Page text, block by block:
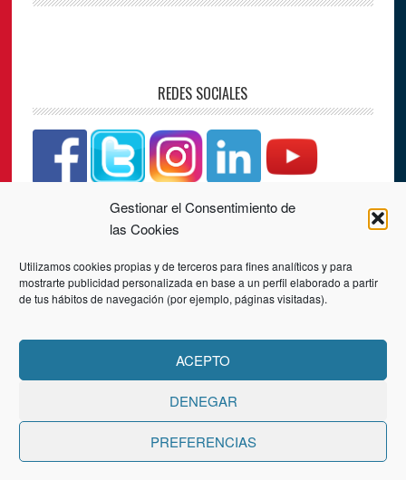
Gestionar el Consentimiento de
las Cookies
Utilizamos cookies propias y de terceros para fines analíticos y para
mostrarte publicidad personalizada en base a un perfil elaborado a partir
de tus hábitos de navegación (por ejemplo, páginas visitadas).
ACEPTO
DENEGAR
PREFERENCIAS
REDES SOCIALES
CONTACTO
PLAZA LOS JUZGADOS, Nº 4, 3ª PLANTA
34001 PALENCIA
Correo: info@ceoepalencia.es